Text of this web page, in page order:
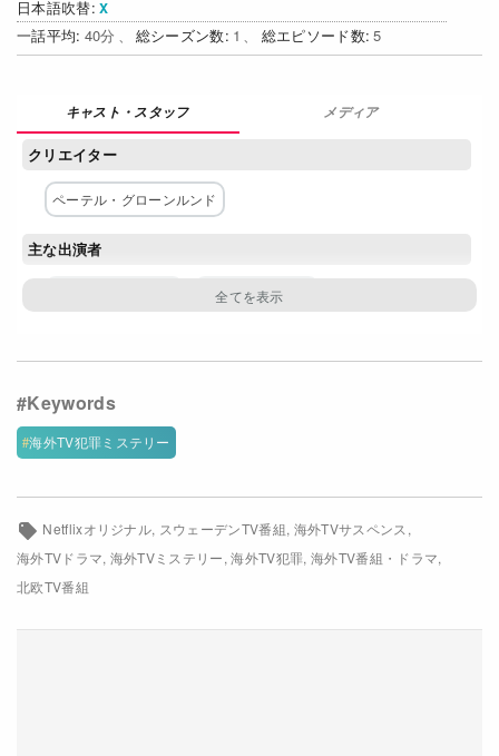
Watchlist
日本語吹替
一話平均 40 総シーズン数 1 総エピソード数 5
メディア
クリエイター
ペーテル・グローンルンド
主な出演者
モハメド・ヌール
ウィリアム・ヤンナート
ヴィルマル・ローゼン
Netflix
海外TV犯罪ミステリー
Netflixオリジナル スウェーデンTV番組 海外TVサスペンス
海外TVドラマ 海外TVミステリー 海外TV犯罪 海外TV番組・ドラマ
北欧TV番組